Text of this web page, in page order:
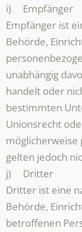
i) Empfänger
Empfänger ist
Behörde,
unabhängig
handelt oder
bestimmten
Unionsrecht
möglicherweise
gelten jedoch
j) Dritter
Dritter ist eine
Behörde,
betroffenen